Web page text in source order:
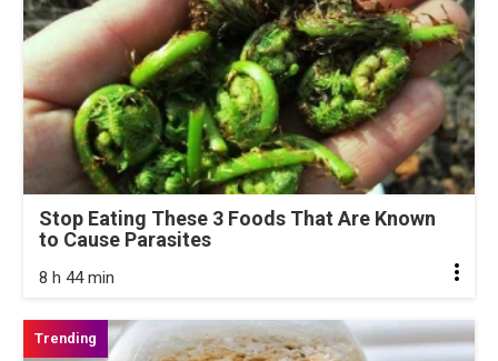
Stop Eating These 3 Foods That Are Known
to Cause Parasites
8 h 44 min